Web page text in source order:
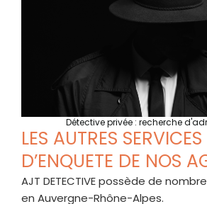
Détective privée : recherche
LES AUTRES SERVICES
D’ENQUETE DE NOS
AJT DETECTIVEpossède de
en Auvergne-Rhône-Alpes.